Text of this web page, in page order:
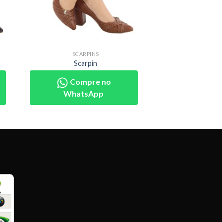
SCARPINS
Scarpin
Compre no
WhatsApp